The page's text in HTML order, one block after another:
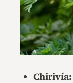
Chirivía: